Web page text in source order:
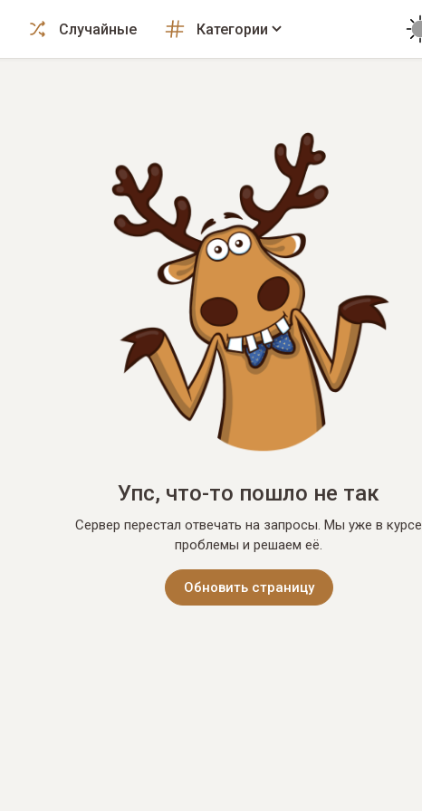
Случайные Категории
Упс, что-то пошло не так
Сервер перестал отвечать на запросы. Мы уже в курсе
проблемы и решаем её.
Обновить страницу